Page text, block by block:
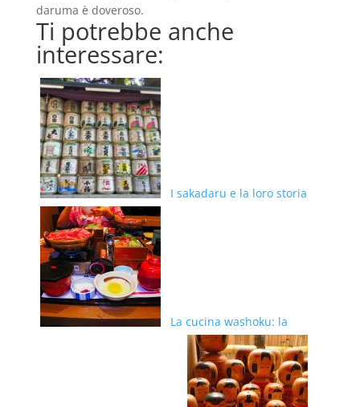
daruma è doveroso.
Ti potrebbe anche
interessare:
I sakadaru e la loro storia
La cucina washoku: la